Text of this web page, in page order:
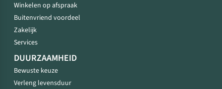
Winkelen op afspraak
Buitenvriend voordeel
Zakelijk
Services
DUURZAAMHEID
Bewuste keuze
Verleng levensduur